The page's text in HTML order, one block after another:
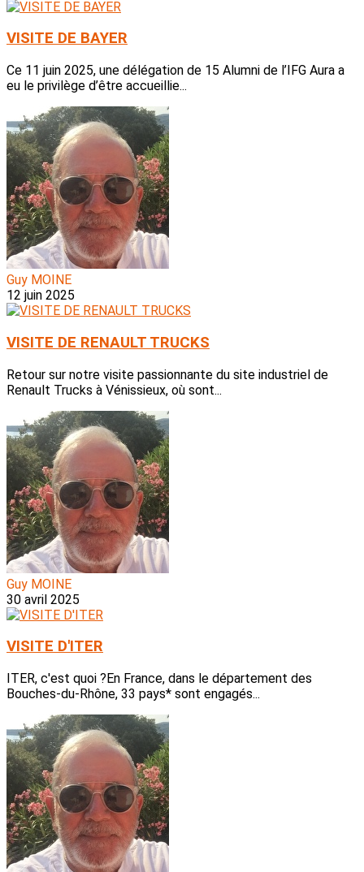
VISITE DE BAYER
Ce 11 juin 2025, une délégation de 15 Alumni de l’IFG Aura a
eu le privilège d’être accueillie...
Guy MOINE
12 juin 2025
VISITE DE RENAULT TRUCKS
Retour sur notre visite passionnante du site industriel de
Renault Trucks à Vénissieux, où sont...
Guy MOINE
30 avril 2025
VISITE D'ITER
ITER, c'est quoi ?En France, dans le département des
Bouches-du-Rhône, 33 pays* sont engagés...